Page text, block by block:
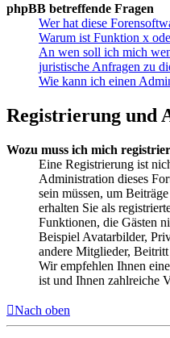
phpBB betreffende Fragen
Wer hat diese
Warum ist Funktion x
An wen soll ich mich
juristische Anfragen zu
Wie kann ich einen
Registrierung und
Wozu muss ich mich
Eine Registrierung ist
Administration dieses
sein müssen, um
erhalten Sie als
Funktionen, die Gästen
Beispiel Avatarbilder,
andere Mitglieder,
Wir empfehlen Ihnen
ist und Ihnen zahlreiche
Nach oben